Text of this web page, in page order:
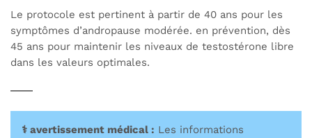
Le protocole est pertinent à partir de 40 ans pour les
symptômes d’andropause modérée. en prévention, dès
45 ans pour maintenir les niveaux de testostérone libre
dans les valeurs optimales.
⚕️ avertissement médical : Les informations